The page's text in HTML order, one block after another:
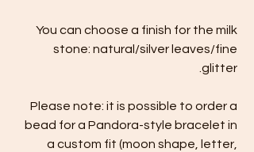
You can choose a finish for the milk
stone: natural/silver leaves/fine
glitter.
Please note: it is possible to order a
bead for a Pandora-style bracelet in
a custom fit (moon shape, letter,